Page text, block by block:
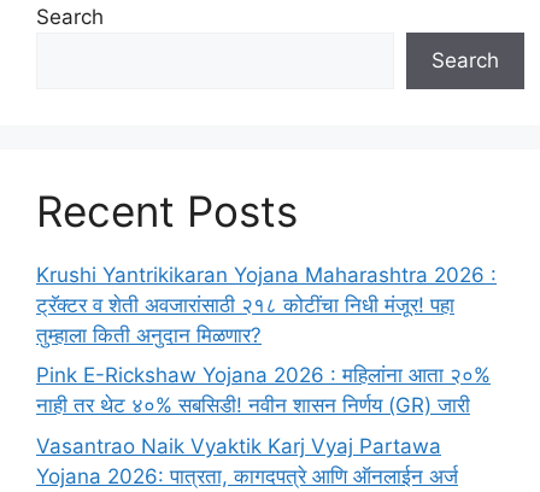
Search
Search
Recent Posts
Krushi Yantrikikaran Yojana Maharashtra 2026 :
ट्रॅक्टर व शेती अवजारांसाठी २१८ कोटींचा निधी मंजूर! पहा
तुम्हाला किती अनुदान मिळणार?
Pink E-Rickshaw Yojana 2026 : महिलांना आता २०%
नाही तर थेट ४०% सबसिडी! नवीन शासन निर्णय (GR) जारी
Vasantrao Naik Vyaktik Karj Vyaj Partawa
Yojana 2026: पात्रता, कागदपत्रे आणि ऑनलाईन अर्ज